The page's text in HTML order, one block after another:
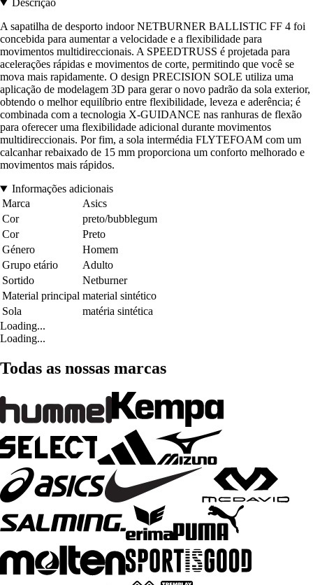
Descrição
A sapatilha de desporto indoor NETBURNER BALLISTIC FF 4 foi
concebida para aumentar a velocidade e a flexibilidade para
movimentos multidireccionais. A SPEEDTRUSS é projetada para
acelerações rápidas e movimentos de corte, permitindo que você se
mova mais rapidamente. O design PRECISION SOLE utiliza uma
aplicação de modelagem 3D para gerar o novo padrão da sola exterior,
obtendo o melhor equilíbrio entre flexibilidade, leveza e aderência; é
combinada com a tecnologia X-GUIDANCE nas ranhuras de flexão
para oferecer uma flexibilidade adicional durante movimentos
multidireccionais. Por fim, a sola intermédia FLYTEFOAM com um
calcanhar rebaixado de 15 mm proporciona um conforto melhorado e
movimentos mais rápidos.
Informações adicionais
Marca
Asics
Cor
preto/bubblegum
Cor
Preto
Género
Homem
Grupo etário
Adulto
Sortido
Netburner
Material principal material sintético
Sola
matéria sintética
Loading...
Loading...
Todas as nossas marcas